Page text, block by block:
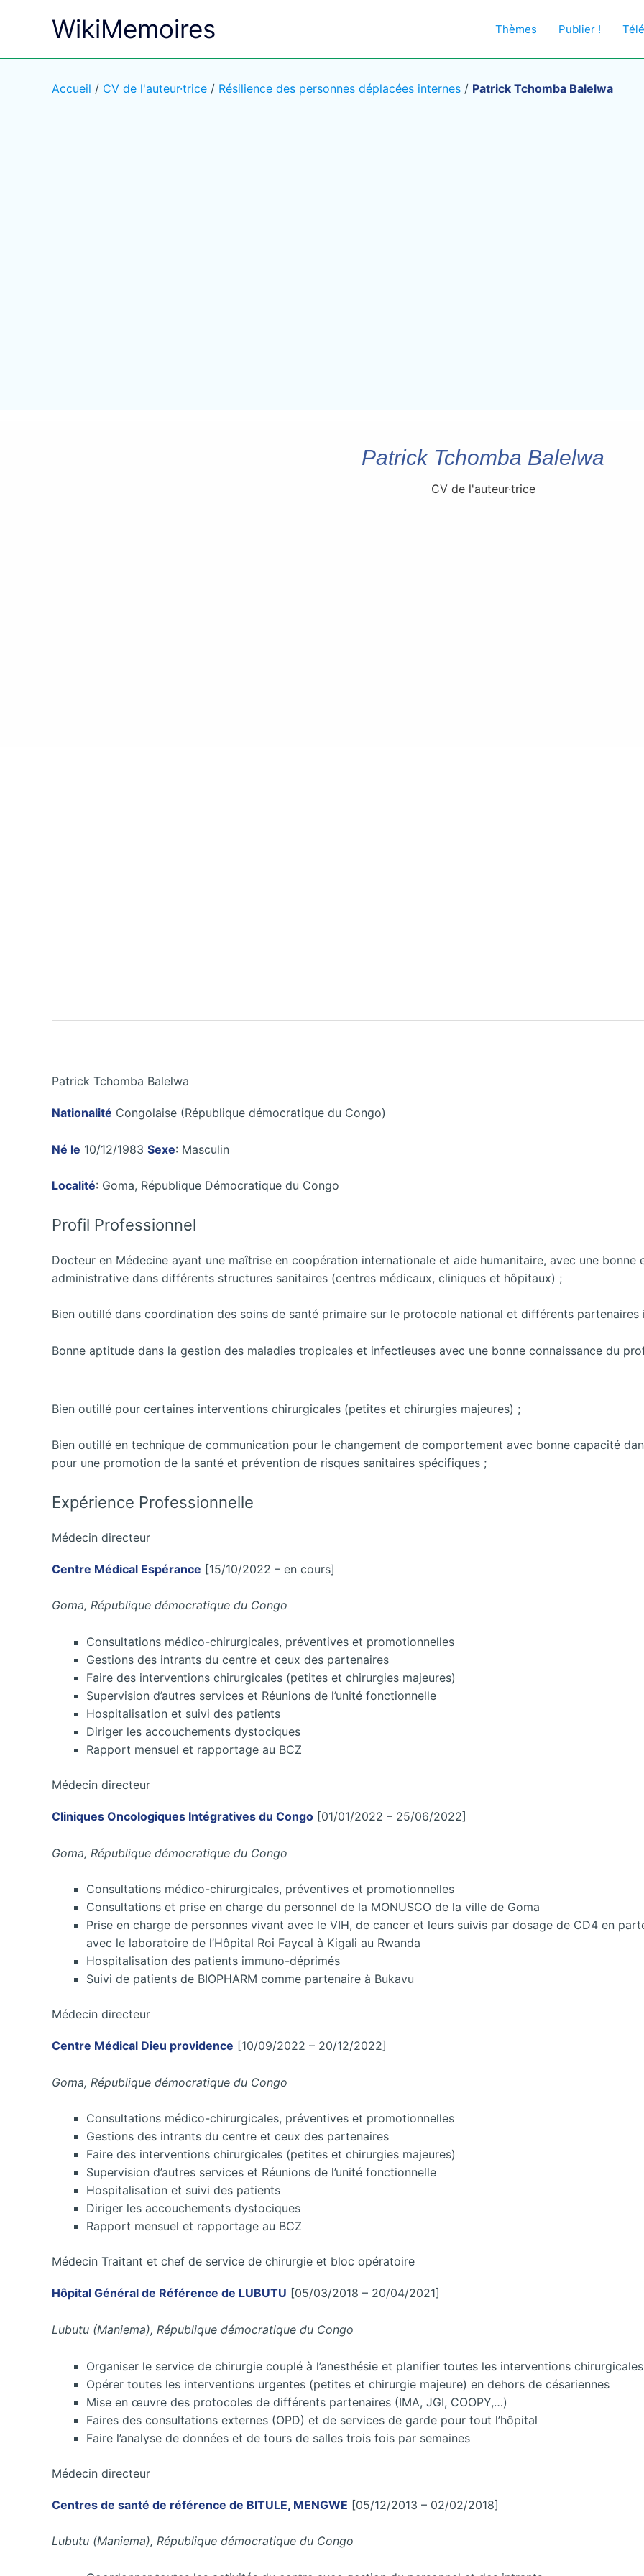
WikiMemoires Thèmes Publier !
Accueil / CV de l'auteur·trice / Résilience des personnes déplacées internes / Patrick Tchomba Balelwa
Patrick Tchomba Balelwa
CV de l'auteur·trice
Patrick Tchomba Balelwa
Nationalité Congolaise (République démocratique du Congo)
Né le 10/12/1983 Sexe: Masculin
Localité: Goma, République Démocratique du Congo
Profil Professionnel
Docteur en Médecine ayant une maîtrise en coopération internationale et aide humanitaire, avec une bonne
administrative dans différents structures sanitaires (centres médicaux, cliniques et hôpitaux) ;
Bien outillé dans coordination des soins de santé primaire sur le protocole national et différents partenaires
Bonne aptitude dans la gestion des maladies tropicales et infectieuses avec une bonne connaissance du
Bien outillé pour certaines interventions chirurgicales (petites et chirurgies majeures) ;
Bien outillé en technique de communication pour le changement de comportement avec bonne capacité
pour une promotion de la santé et prévention de risques sanitaires spécifiques ;
Expérience Professionnelle
Médecin directeur
Centre Médical Espérance [15/10/2022 – en cours]
Goma, République démocratique du Congo
Consultations médico-chirurgicales, préventives et promotionnelles
Gestions des intrants du centre et ceux des partenaires
Faire des interventions chirurgicales (petites et chirurgies majeures)
Supervision d’autres services et Réunions de l’unité fonctionnelle
Hospitalisation et suivi des patients
Diriger les accouchements dystociques
Rapport mensuel et rapportage au BCZ
Médecin directeur
Cliniques Oncologiques Intégratives du Congo [01/01/2022 – 25/06/2022]
Goma, République démocratique du Congo
Consultations médico-chirurgicales, préventives et promotionnelles
Consultations et prise en charge du personnel de la MONUSCO de la ville de Goma
Prise en charge de personnes vivant avec le VIH, de cancer et leurs suivis par dosage de CD4 en
avec le laboratoire de l’Hôpital Roi Faycal à Kigali au Rwanda
Hospitalisation des patients immuno-déprimés
Suivi de patients de BIOPHARM comme partenaire à Bukavu
Médecin directeur
Centre Médical Dieu providence [10/09/2022 – 20/12/2022]
Goma, République démocratique du Congo
Consultations médico-chirurgicales, préventives et promotionnelles
Gestions des intrants du centre et ceux des partenaires
Faire des interventions chirurgicales (petites et chirurgies majeures)
Supervision d’autres services et Réunions de l’unité fonctionnelle
Hospitalisation et suivi des patients
Diriger les accouchements dystociques
Rapport mensuel et rapportage au BCZ
Médecin Traitant et chef de service de chirurgie et bloc opératoire
Hôpital Général de Référence de LUBUTU [05/03/2018 – 20/04/2021]
Lubutu (Maniema), République démocratique du Congo
Organiser le service de chirurgie couplé à l’anesthésie et planifier toutes les interventions
Opérer toutes les interventions urgentes (petites et chirurgie majeure) en dehors de césariennes
Mise en œuvre des protocoles de différents partenaires (IMA, JGI, COOPY,…)
Faires des consultations externes (OPD) et de services de garde pour tout l’hôpital
Faire l’analyse de données et de tours de salles trois fois par semaines
Médecin directeur
Centres de santé de référence de BITULE, MENGWE [05/12/2013 – 02/02/2018]
Lubutu (Maniema), République démocratique du Congo